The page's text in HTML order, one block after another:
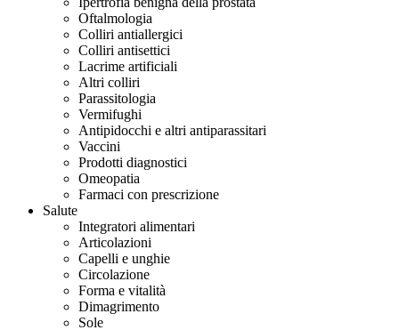
Oftalmologia
Colliri antiallergici
Colliri antisettici
Lacrime artificiali
Altri colliri
Parassitologia
Vermifughi
Antipidocchi e altri antiparassitari
Vaccini
Prodotti diagnostici
Omeopatia
Farmaci con prescrizione
Salute
Integratori alimentari
Articolazioni
Capelli e unghie
Circolazione
Forma e vitalità
Dimagrimento
Sole